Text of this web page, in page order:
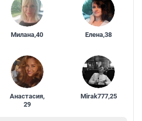
Милана,40 Елена,38
Анастасия,
29
Mirak777,25